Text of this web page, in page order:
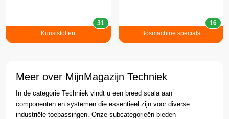
Meer over MijnMagazijn Techniek
In de categorie Techniek vindt u een breed scala aan
componenten en systemen die essentieel zijn voor diverse
industriële toepassingen. Onze subcategorieën bieden
Kunststoffen
31
Bosmachine specials
16